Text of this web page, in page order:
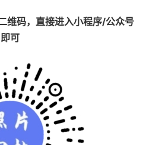
维码，直接进入小程序/公众号
即可